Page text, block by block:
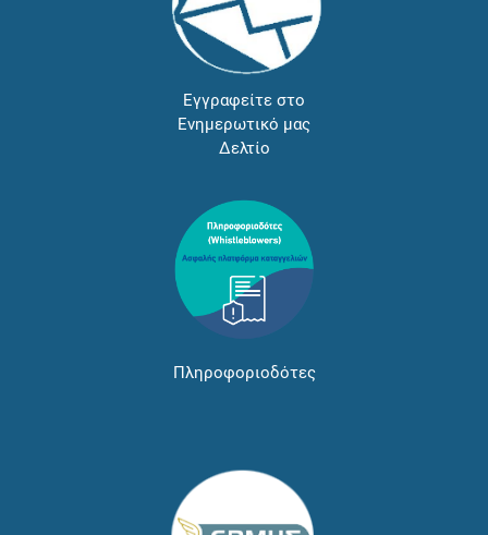
Εγγραφείτε στο
Ενημερωτικό μας
Δελτίο
Πληροφοριοδότες